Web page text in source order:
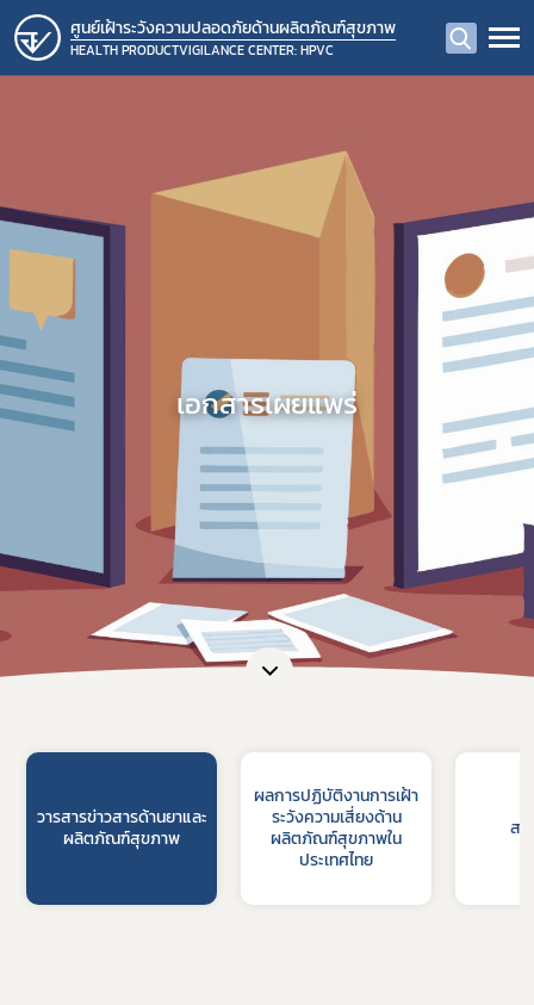
ศูนย์เฝ้าระวังความปลอดภัยด้านผลิตภัณฑ์สุขภาพ
HEALTH PRODUCTVIGILANCE CENTER: HPVC
เอกสารเผยแพร่
วารสารข่าวสารด้านยาและ
ผลิตภัณฑ์สุขภาพ
ผลการปฏิบัติงานการเฝ้า
ระวังความเสี่ยงด้าน
ผลิตภัณฑ์สุขภาพใน
ประเทศไทย
สรุ